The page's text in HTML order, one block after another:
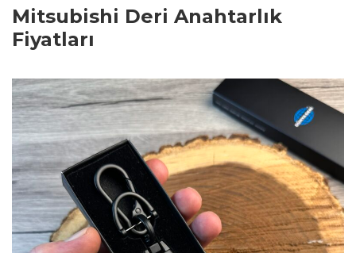
Mitsubishi Deri Anahtarlık
Fiyatları